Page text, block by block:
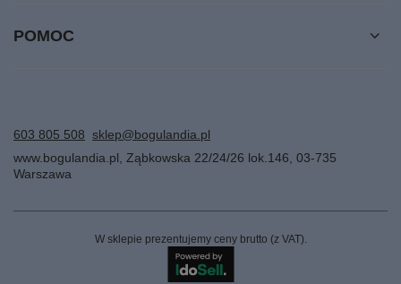
POMOC
603 805 508 sklep@bogulandia.pl
www.bogulandia.pl
Ząbkowska 22/24/26 lok.146 03-735
Warszawa
W sklepie prezentujemy ceny brutto (z VAT).